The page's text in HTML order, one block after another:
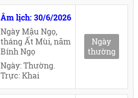
Âm lịch: 30/6/2026
Ngày Mậu Ngọ,
tháng Ất Mùi, năm
Bính Ngọ
Ngày: Thường.
Trực: Khai
Ngày
thường